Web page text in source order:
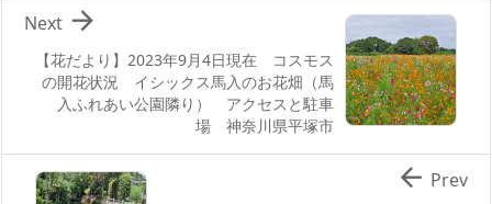
【花だより】2023年9月4日現在 コスモス
の開花状況 イシックス馬入のお花畑（馬
入ふれあい公園隣り） アクセスと駐車
場 神奈川県平塚市

Next
 Prev